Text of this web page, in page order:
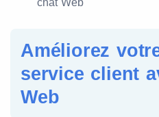
chat Web
Améliorez
service client
Web